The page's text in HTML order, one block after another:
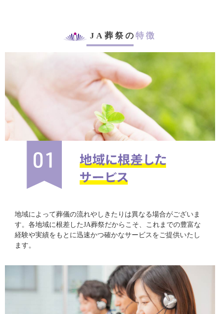
JA葬祭の特徴
地域によって葬儀の流れやしきたりは異なる場合がございま
す。各地域に根差したJA葬祭だからこそ、これまでの豊富な
経験や実績をもとに迅速かつ確かなサービスをご提供いたし
ます。